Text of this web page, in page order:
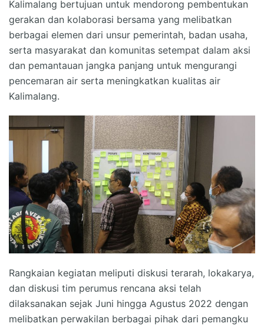
Kalimalang bertujuan untuk mendorong pembentukan
gerakan dan kolaborasi bersama yang melibatkan
berbagai elemen dari unsur pemerintah, badan usaha,
serta masyarakat dan komunitas setempat dalam aksi
dan pemantauan jangka panjang untuk mengurangi
pencemaran air serta meningkatkan kualitas air
Kalimalang.
Rangkaian kegiatan meliputi diskusi terarah, lokakarya,
dan diskusi tim perumus rencana aksi telah
dilaksanakan sejak Juni hingga Agustus 2022 dengan
melibatkan perwakilan berbagai pihak dari pemangku